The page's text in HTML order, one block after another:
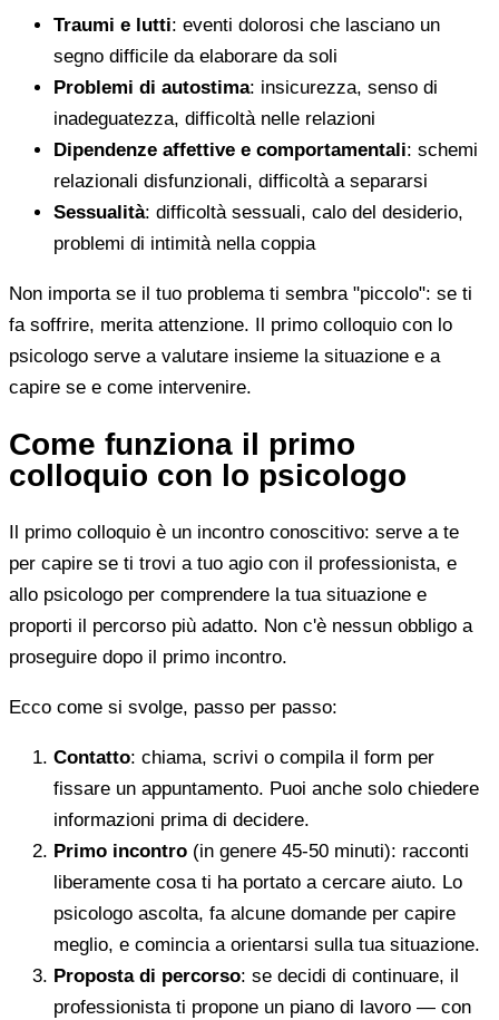
Traumi e lutti: eventi dolorosi che lasciano un
segno difficile da elaborare da soli
Problemi di autostima: insicurezza, senso di
inadeguatezza, difficoltà nelle relazioni
Dipendenze affettive e comportamentali: schemi
relazionali disfunzionali, difficoltà a separarsi
Sessualità: difficoltà sessuali, calo del desiderio,
problemi di intimità nella coppia
Non importa se il tuo problema ti sembra "piccolo": se ti
fa soffrire, merita attenzione. Il primo colloquio con lo
psicologo serve a valutare insieme la situazione e a
capire se e come intervenire.
Come funziona il primo
colloquio con lo psicologo
Il primo colloquio è un incontro conoscitivo: serve a te
per capire se ti trovi a tuo agio con il professionista, e
allo psicologo per comprendere la tua situazione e
proporti il percorso più adatto. Non c'è nessun obbligo a
proseguire dopo il primo incontro.
Ecco come si svolge, passo per passo:
Contatto: chiama, scrivi o compila il form per
fissare un appuntamento. Puoi anche solo chiedere
informazioni prima di decidere.
Primo incontro (in genere 45-50 minuti): racconti
liberamente cosa ti ha portato a cercare aiuto. Lo
psicologo ascolta, fa alcune domande per capire
meglio, e comincia a orientarsi sulla tua situazione.
Proposta di percorso: se decidi di continuare, il
professionista ti propone un piano di lavoro — con